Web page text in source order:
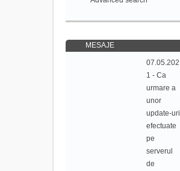
MESAJE
07.05.202
1 - Ca
urmare a
unor
update-uri
efectuate
pe
serverul
de